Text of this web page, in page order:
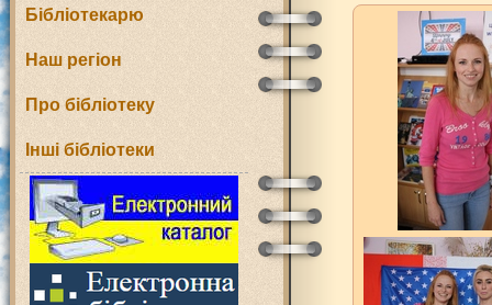
Бібліотекарю
Наш регіон
Про бібліотеку
Інші бібліотеки